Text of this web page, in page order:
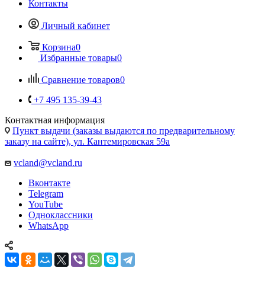
Избранные товары
Пункт выдачи (заказы выдаются по предварительному
заказу на сайте), ул. Кантемировская 59а
Telegram
YouTube
Одноклассники
WhatsApp
Дисплей ZTE Blade V8 с тачскрином